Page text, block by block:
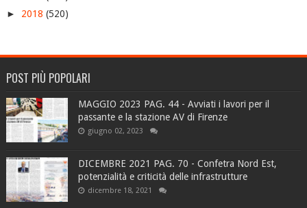
► 2018 (520)
POST PIÙ POPOLARI
MAGGIO 2023 PAG. 44 - Avviati i lavori per il
passante e la stazione AV di Firenze
giugno 02, 2023
DICEMBRE 2021 PAG. 70 - Confetra Nord Est,
potenzialità e criticità delle infrastrutture
dicembre 18, 2021